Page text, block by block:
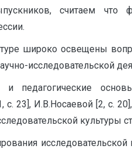
считаем что
широко освещены
исследовательской
и педагогические
с. 23], И.В.Носаевой [2, с.
культуры
исследовательской